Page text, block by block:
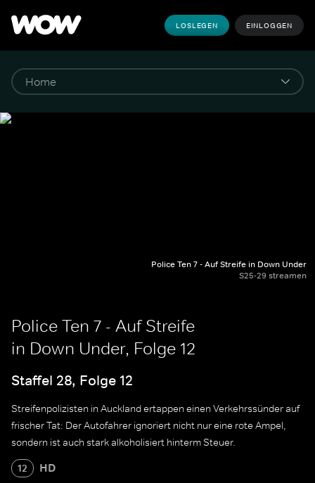
LOSLEGEN EINLOGGEN
Police Ten 7 - Auf Streife in Down Under
S25-29 streamen
Police Ten 7 - Auf Streife
in Down Under, Folge 12
Staffel 28, Folge 12
Streifenpolizisten in Auckland ertappen einen Verkehrssünder auf
frischer Tat: Der Autofahrer ignoriert nicht nur eine rote Ampel,
sondern ist auch stark alkoholisiert hinterm Steuer.
12 HD